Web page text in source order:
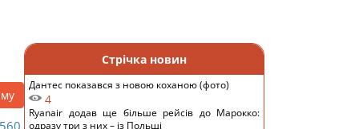
,
Стрічка новин
Дантес показався з новою коханою (фото)
4
Ryanair додав ще більше рейсів до Марокко:
одразу три з них – із Польщі